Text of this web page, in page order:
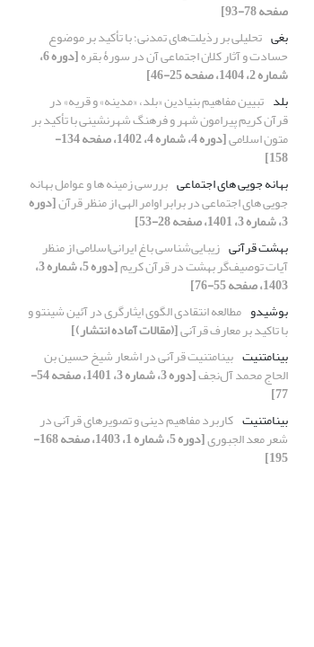
صفحه 78-93]
بغی تحلیلی بر رذیلت‌های تمدنی؛ با تأکید بر موضوع
حسادت و آثار کلان اجتماعی آن در سورۀ بقره [دوره 6،
شماره 2، 1404، صفحه 25-46]
بلد تبیین مفاهیم بنیاد‌ین «بلد، «مدینه» و قریه» در
قرآن کریم پیرامون شهر و فرهنگ شهر‌نشینی با تأکید بر
متون اسلامی [دوره 4، شماره 4، 1402، صفحه 134-
158]
بهانه جویی های اجتماعی بررسی زمینه ها و عوامل بهانه
جویی های اجتماعی در برابر اوامر الهی از منظر قرآن[دوره
3، شماره 3، 1401، صفحه 28-53]
بهشت قرآنی زیبایی‌شناسی باغ ایرانی‌اسلامی از منظر
آیات توصیف‌گر بهشت در قرآن کریم [دوره 5، شماره 3،
1403، صفحه 55-76]
بوشیدو مطالعه انتقادی الگوی ایثارگری در آئین شینتو و
با تاکید بر معارف قرآنی[(مقالات آماده انتشار)]
بینامتنیت بینامتنیت قرآنی در اشعار شیخ حسین بن
الحاج محمد آل‌نجف [دوره 3، شماره 3، 1401، صفحه 54-
77]
بینامتنیت کاربرد مفاهیم دینی و تصویرهای قرآنی در
شعر معد الجبوری [دوره 5، شماره 1، 1403، صفحه 168-
195]